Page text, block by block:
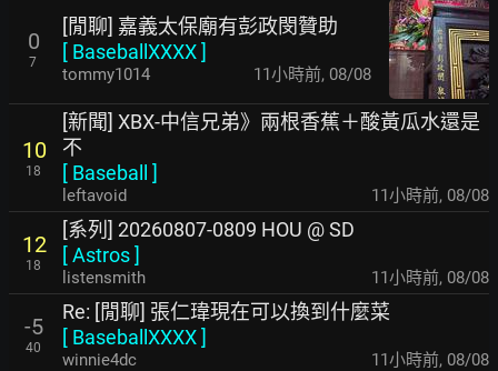
0
7
[閒聊] 嘉義太保廟有彭政閔贊助
[ BaseballXXXX]
tommy1014 11小時前, 08/08
10
18
[新聞] XBX-中信兄弟》兩根香蕉＋酸黃瓜水還是
不
[ Baseball ]
leftavoid 11小時前, 08/08
12
18
[系列] 20260807-0809 HOU @ SD
[Astros]
listensmith 11小時前, 08/08
-5
40
Re: [閒聊] 張仁瑋現在可以換到什麼菜
[ BaseballXXXX]
winnie4dc 11小時前, 08/08